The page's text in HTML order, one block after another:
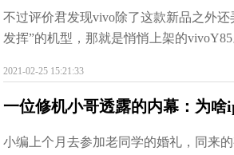
不过评价君发现vivo除了这款新品之外还
发挥”的机型，那就是悄悄上架的vivoY85
2021-02-25 15:21:33
一位修机小哥透露的内幕：为啥
小编上个月去参加老同学的婚礼，同来